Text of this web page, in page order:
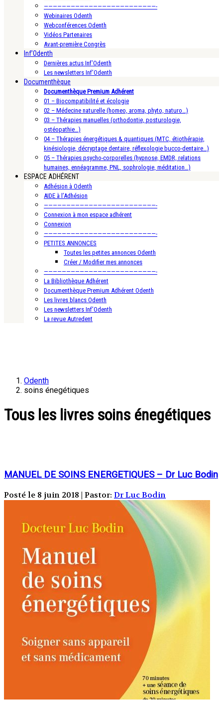
—————————————————————————-
Webinaires Odenth
Webconférences Odenth
Vidéos Partenaires
Avant-première Congrès
Inf’Odenth
Dernières actus Inf’Odenth
Les newsletters Inf’Odenth
Documenthèque
Documenthèque Premium Adhérent
01 – Biocompatibilité et écologie
02 – Médecine naturelle (homeo, aroma, phyto, naturo…)
03 – Thérapies manuelles (orthodontie, posturologie,
ostéopathie…)
04 – Thérapies énergétiques & quantiques (MTC, étiothérapie,
kinésiologie, décryptage dentaire, réflexologie bucco-dentaire…)
05 – Thérapies psycho-corporelles (hypnose, EMDR, relations
humaines, ennéagramme, PNL, sophrologie, méditation…)
ESPACE ADHÉRENT
Adhésion à Odenth
AIDE à l’Adhésion
—————————————————————————-
Connexion à mon espace adhérent
Connexion
—————————————————————————-
PETITES ANNONCES
Toutes les petites annonces Odenth
Créer / Modifier mes annonces
—————————————————————————-
La Bibliothèque Adhérent
Documenthèque Premium Adhérent Odenth
Les livres blancs Odenth
Les newsletters Inf’Odenth
La revue Autredent
Odenth
soins énegétiques
Tous les livres soins énegétiques
MANUEL DE SOINS ENERGETIQUES – Dr Luc Bodin
Posté le 8 juin 2018 | Pastor: Dr Luc Bodin